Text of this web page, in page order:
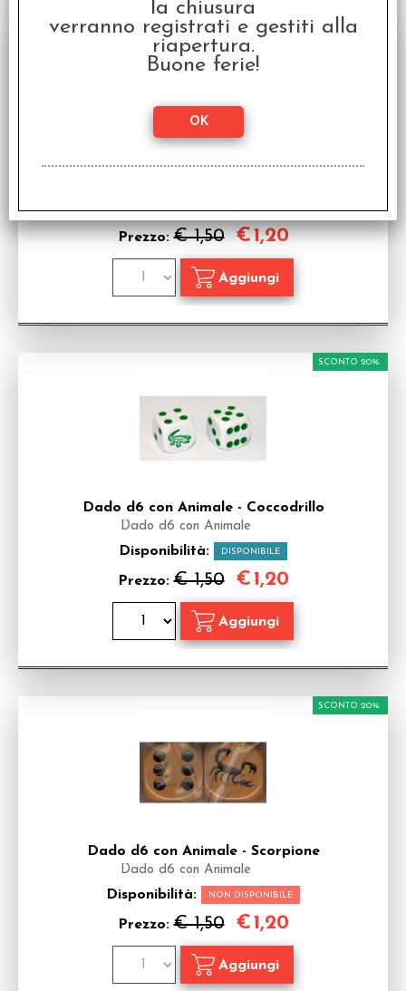
Dado d6 con Animale - Aquila
Disponibilità:
Prezzo:€ 1,50
SCONTO 20%
€1,20
Dado d6 con Animale - Coccodrillo
Dado d6 con Animale
Disponibilità: DISPONIBILE
Prezzo:€ 1,50
SCONTO 20%
€1,20
Dado d6 con Animale - Scorpione
Dado d6 con Animale
Disponibilità: NON DISPONIBILE
Prezzo:€ 1,50
SCONTO 20%
€1,20
la chiusura
verranno registrati e gestiti alla
riapertura.
Buone ferie!